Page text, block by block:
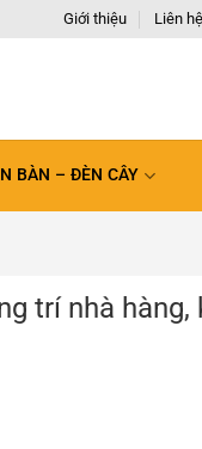
Giới thiệu Liên hệ
BÀN – ĐÈN CÂY
trí nhà hàng,